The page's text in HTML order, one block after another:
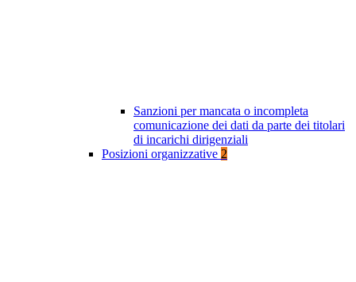
Sanzioni per mancata o incompleta
comunicazione dei dati da parte dei titolari
di incarichi dirigenziali
Posizioni organizzative 2